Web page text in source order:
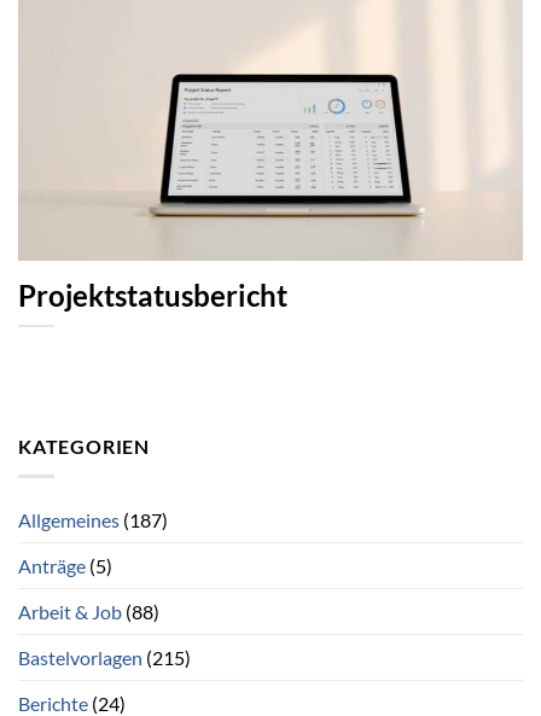
Projektstatusbericht
KATEGORIEN
Allgemeines (187)
Anträge (5)
Arbeit & Job (88)
Bastelvorlagen (215)
Berichte (24)